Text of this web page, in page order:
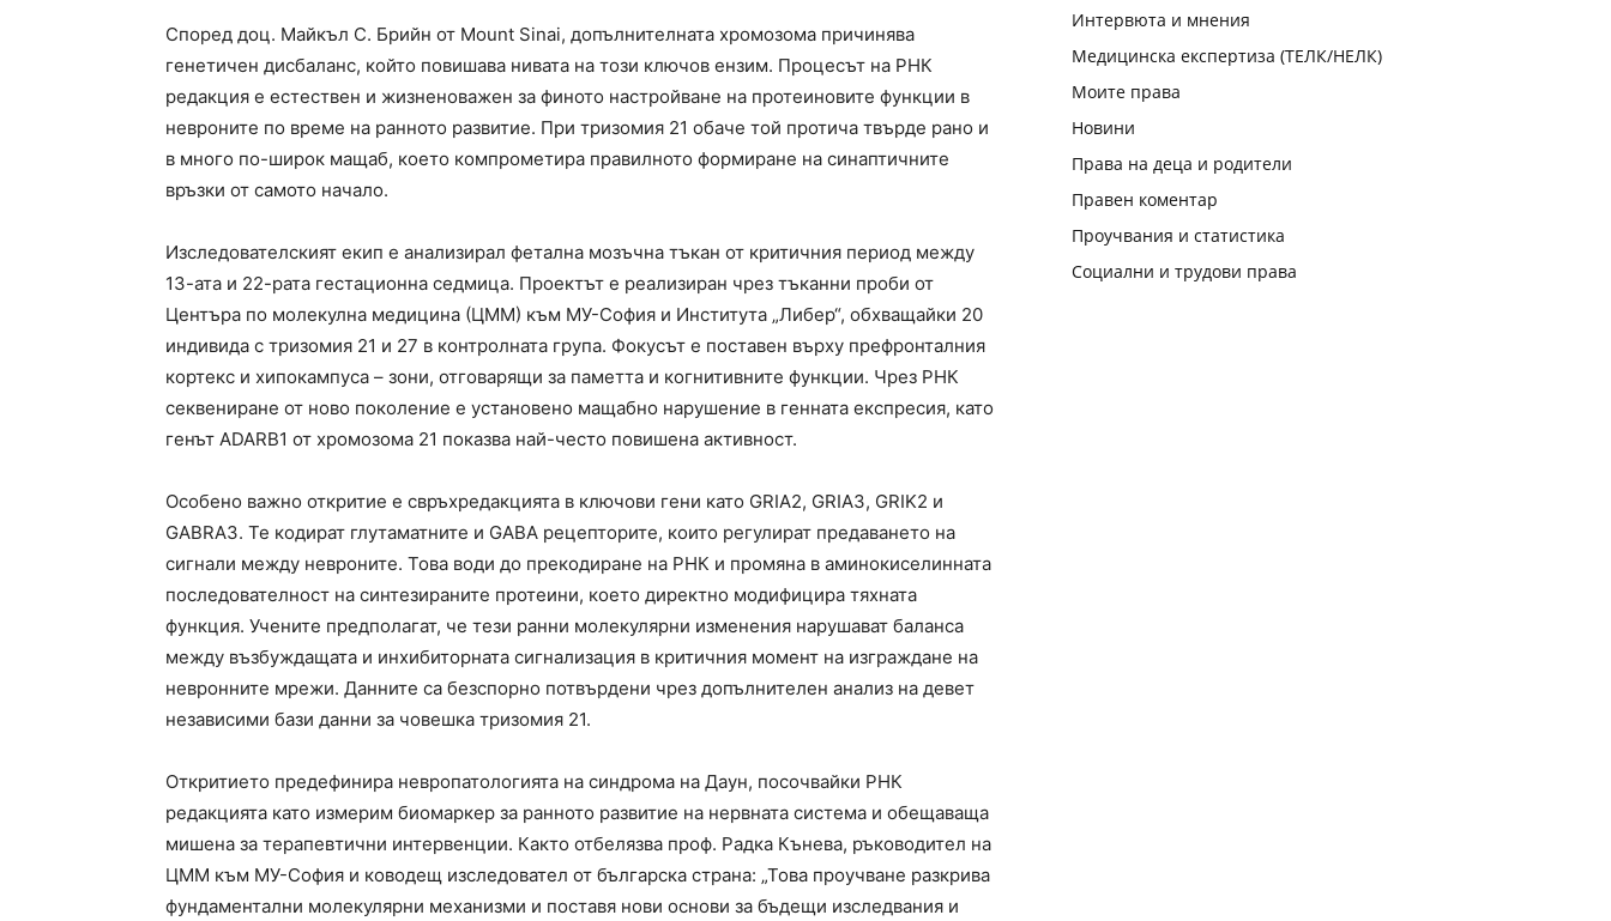
Според доц. Майкъл С. Брийн от Mount Sinai, допълнителната хромозома причинява
генетичен дисбаланс, който повишава нивата на този ключов ензим. Процесът на РНК
редакция е естествен и жизненоважен за финото настройване на протеиновите функции в
невроните по време на ранното развитие. При тризомия 21 обаче той протича твърде рано и
в много по-широк мащаб, което компрометира правилното формиране на синаптичните
връзки от самото начало.
Изследователският екип е анализирал фетална мозъчна тъкан от критичния период между
13-ата и 22-рата гестационна седмица. Проектът е реализиран чрез тъканни проби от
Центъра по молекулна медицина (ЦММ) към МУ-София и Института „Либер“, обхващайки 20
индивида с тризомия 21 и 27 в контролната група. Фокусът е поставен върху префронталния
кортекс и хипокампуса – зони, отговарящи за паметта и когнитивните функции. Чрез РНК
секвениране от ново поколение е установено мащабно нарушение в генната експресия, като
генът ADARB1 от хромозома 21 показва най-често повишена активност.
Особено важно откритие е свръхредакцията в ключови гени като GRIA2, GRIA3, GRIK2 и
GABRA3. Те кодират глутаматните и GABA рецепторите, които регулират предаването на
сигнали между невроните. Това води до прекодиране на РНК и промяна в аминокиселинната
последователност на синтезираните протеини, което директно модифицира тяхната
функция. Учените предполагат, че тези ранни молекулярни изменения нарушават баланса
между възбуждащата и инхибиторната сигнализация в критичния момент на изграждане на
невронните мрежи. Данните са безспорно потвърдени чрез допълнителен анализ на девет
независими бази данни за човешка тризомия 21.
Откритието предефинира невропатологията на синдрома на Даун, посочвайки РНК
редакцията като измерим биомаркер за ранното развитие на нервната система и обещаваща
мишена за терапевтични интервенции. Както отбелязва проф. Радка Кънева, ръководител на
ЦММ към МУ-София и ководещ изследовател от българска страна: „Това проучване разкрива
фундаментални молекулярни механизми и поставя нови основи за бъдещи изследвания и
Интервюта и мнения
Медицинска експертиза (ТЕЛК/НЕЛК)
Моите права
Новини
Права на деца и родители
Правен коментар
Проучвания и статистика
Социални и трудови права